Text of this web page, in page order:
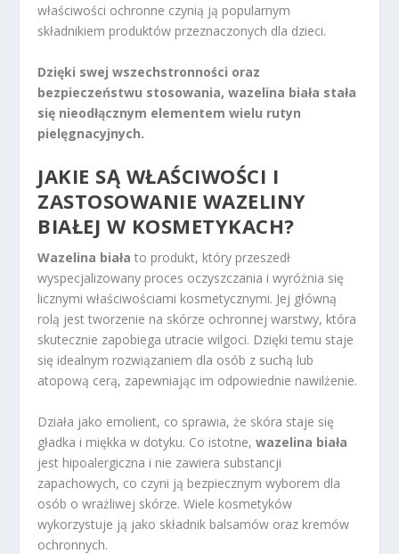
właściwości ochronne czynią ją popularnym
składnikiem produktów przeznaczonych dla dzieci.
Dzięki swej wszechstronności oraz
bezpieczeństwu stosowania, wazelina biała stała
się nieodłącznym elementem wielu rutyn
pielęgnacyjnych.
JAKIE SĄ WŁAŚCIWOŚCI I
ZASTOSOWANIE WAZELINY
BIAŁEJ W KOSMETYKACH?
Wazelina biała to produkt, który przeszedł
wyspecjalizowany proces oczyszczania i wyróżnia się
licznymi właściwościami kosmetycznymi. Jej główną
rolą jest tworzenie na skórze ochronnej warstwy, która
skutecznie zapobiega utracie wilgoci. Dzięki temu staje
się idealnym rozwiązaniem dla osób z suchą lub
atopową cerą, zapewniając im odpowiednie nawilżenie.
Działa jako emolient, co sprawia, że skóra staje się
gładka i miękka w dotyku. Co istotne,wazelina biała
jest hipoalergiczna i nie zawiera substancji
zapachowych, co czyni ją bezpiecznym wyborem dla
osób o wrażliwej skórze. Wiele kosmetyków
wykorzystuje ją jako składnik balsamów oraz kremów
ochronnych.